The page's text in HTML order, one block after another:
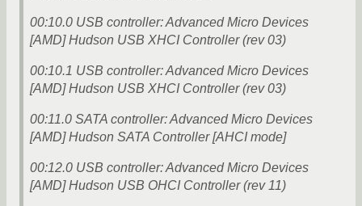
00:10.0 USB controller: Advanced Micro Devices
[AMD] Hudson USB XHCI Controller (rev 03)
00:10.1 USB controller: Advanced Micro Devices
[AMD] Hudson USB XHCI Controller (rev 03)
00:11.0 SATA controller: Advanced Micro Devices
[AMD] Hudson SATA Controller [AHCI mode]
00:12.0 USB controller: Advanced Micro Devices
[AMD] Hudson USB OHCI Controller (rev 11)